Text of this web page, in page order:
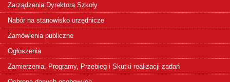
Zarządzenia Dyrektora Szkoły
Nabór na stanowisko urzędnicze
Zamówienia publiczne
Ogłoszenia
Zamierzenia, Programy, Przebieg i Skutki realizacji zadań